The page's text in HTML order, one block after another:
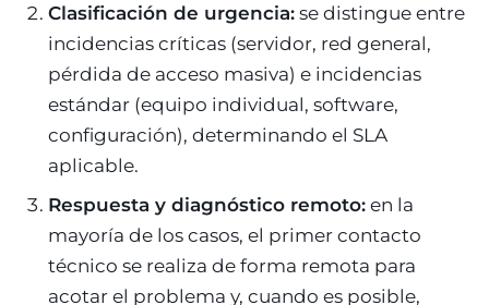
Clasificación de urgencia: se distingue entre
incidencias críticas (servidor, red general,
pérdida de acceso masiva) e incidencias
estándar (equipo individual, software,
configuración), determinando el SLA
aplicable.
Respuesta y diagnóstico remoto: en la
mayoría de los casos, el primer contacto
técnico se realiza de forma remota para
acotar el problema y, cuando es posible,